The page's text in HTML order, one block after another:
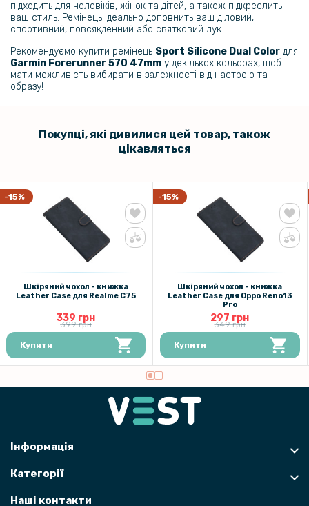
підходить для чоловіків, жінок та дітей, а також підкреслить
ваш стиль. Ремінець ідеально доповнить ваш діловий,
спортивний, повсякденний або святковий лук.
Рекомендуємо купити ремінець Sport Silicone Dual Color для
Garmin Forerunner 570 47mm​​ у декількох кольорах, щоб
мати можливість вибирати в залежності від настрою та
образу!
Покупці, які дивилися цей товар, також
цікавляться
-15%
Шкіряний чохол - книжка
Leather Case для Realme C75
339 грн
399 грн
Купити
-15%
Шкіряний чохол - книжка
Leather Case для Oppo Reno13
Pro
297 грн
349 грн
Купити
Інформація
Категорії
Наші контакти